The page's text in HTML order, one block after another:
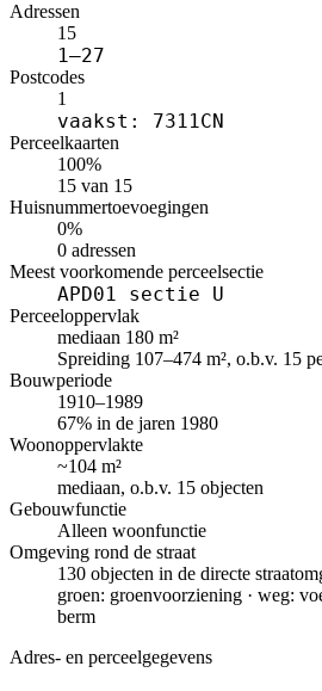
Adressen
15
1–27
Postcodes
1
vaakst: 7311CN
Perceelkaarten
100%
15 van 15
Huisnummertoevoegingen
0%
0 adressen
Meest voorkomende perceelsectie
APD01 sectie U
Perceeloppervlak
mediaan 180 m²
Spreiding 107–474 m², o.b.v. 15
Bouwperiode
1910–1989
67% in de jaren 1980
Woonoppervlakte
~104 m²
mediaan, o.b.v. 15 objecten
Gebouwfunctie
Alleen woonfunctie
Omgeving rond de straat
130 objecten in de directe
groen: groenvoorziening · weg:
berm
Adres- en perceelgegevens